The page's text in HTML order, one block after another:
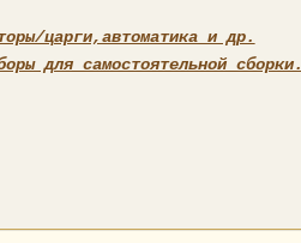
царги,автоматика и др.
для самостоятельной сборки.